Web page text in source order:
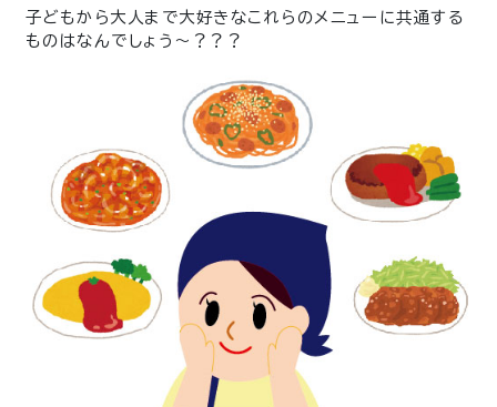
子どもから大人まで大好きなこれらのメニューに共通する
ものはなんでしょう〜？？？